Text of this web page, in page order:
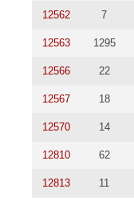
12562 7
12563 1295
12566 22
12567 18
12570 14
12810 62
12813 11